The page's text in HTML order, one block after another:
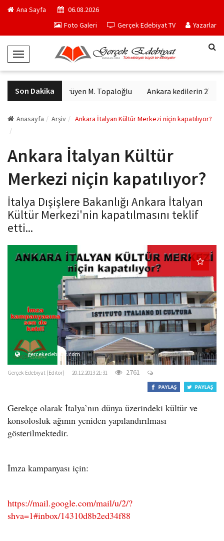
Ana Sayfa
06.08.2026
Foto Galeri
Gerçek Edebiyat TV Yazarlar
T
o
g
g
e
v
g
t
i
o
n
Son Dakika
Arkanda yürüyen M. Topaloğlu Ankara kedilerin 27
Anasayfa Arşiv Ankara İtalyan Kültür Merkezi niçin kapatılıyor?
Ankara İtalyan Kültür
Merkezi niçin kapatılıyor?
İtalya Dışişlere Bakanlığı Ankara İtalyan
Kültür Merkezi'nin kapatılmasını teklif
etti...
gercekedebiyat.com
Gerçek Edebiyat (Editör) 20.12.2013 21:31 2761
Gerekçe olarak İtalya’nın dünya üzerindeki kültür ve
konsolosluk ağının yeniden yapılandırılması
gösterilmektedir.
İmza kampanyası için:
https://mail.google.com/mail/u/2/?
shva=1#inbox/14310d8b2ed34f88